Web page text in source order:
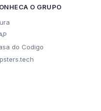
O GRUPO
do Codigo